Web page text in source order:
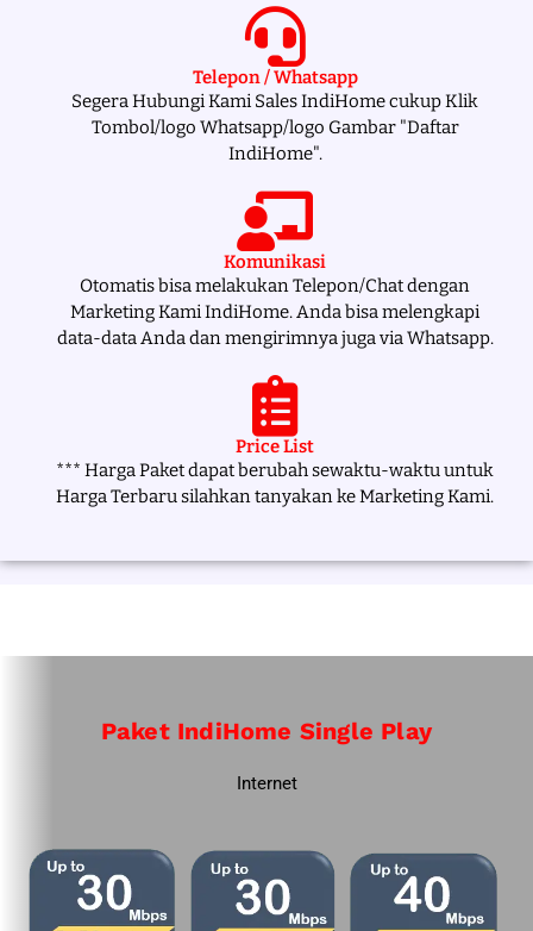
Telepon / Whatsapp
Segera Hubungi Kami Sales IndiHome cukup Klik
Tombol/logo Whatsapp/logo Gambar "Daftar
IndiHome".
Komunikasi
Otomatis bisa melakukan Telepon/Chat dengan
Marketing Kami IndiHome. Anda bisa melengkapi
data-data Anda dan mengirimnya juga via Whatsapp.
Price List
*** Harga Paket dapat berubah sewaktu-waktu untuk
Harga Terbaru silahkan tanyakan ke Marketing Kami.
Paket IndiHome Single Play
Internet